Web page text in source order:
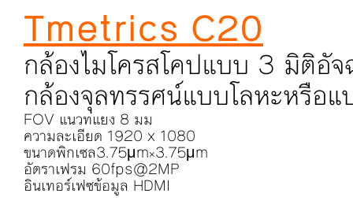
Tmetrics C20
กล้องไมโครสโคปแบบ 3 มิติอั
กล้องจุลทรรศน์แบบโลหะหรือแ
FOV แนวทแยง 8 มม
ความละเอียด 1920 x 1080
ขนาดพิกเซล3.75μm×3.75μm
อัตราเฟรม 60fps@2MP
อินเทอร์เฟซข้อมูล HDMI